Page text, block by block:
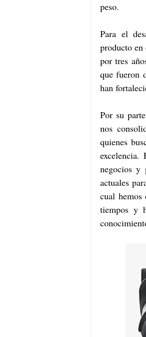
peso.
Para el
producto
por tres
que fueron
han
Por su
nos
quienes
excelencia.
negocios y
actuales
cual
tiempos y